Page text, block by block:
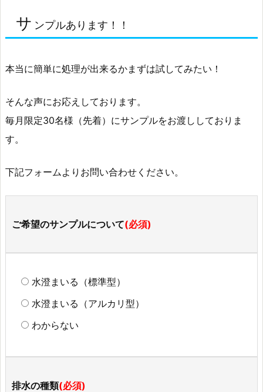
サ ンプルあります！！
本当に簡単に処理が出来るかまずは試してみたい！
そんな声にお応えしております。
毎月限定30名様（先着）にサンプルをお渡ししておりま
す。
下記フォームよりお問い合わせください。
ご希望のサンプルについて(必須)
水澄まいる（標準型）
水澄まいる（アルカリ型）
わからない
排水の種類(必須)